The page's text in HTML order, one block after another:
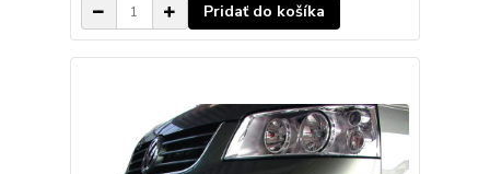
Pridať do košíka